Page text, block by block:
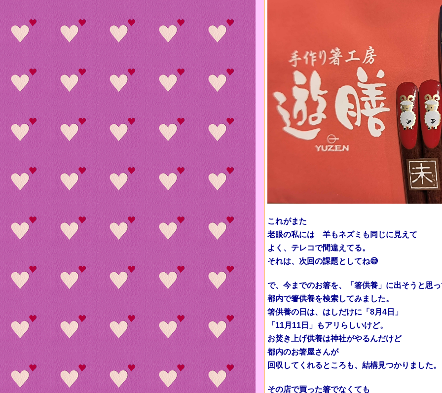
これがまた
老眼の私には 羊もネズミも同じに見えて
よく、テレコで間違えてる。
それは、次回の課題としてね😅
で、今までのお箸を、「箸供養」に出そうと思
都内で箸供養を検索してみました。
箸供養の日は、はしだけに「8月4日」
「11月11日」もアリらしいけど。
お焚き上げ供養は神社がやるんだけど
都内のお箸屋さんが
回収してくれるところも、結構見つかりました。
その店で買った箸でなくても